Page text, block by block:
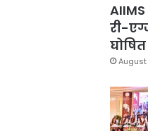
AIIMS
री-
घोषित
August